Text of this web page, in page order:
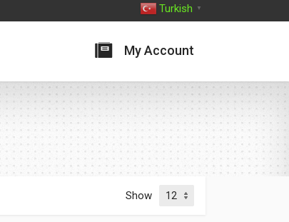
Turkish ▼
My Account
Show